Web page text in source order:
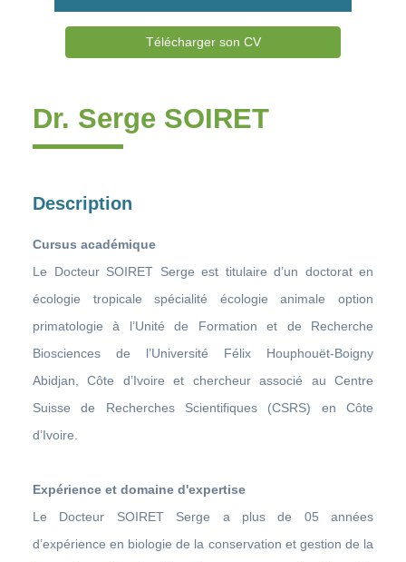
Télécharger son CV
Dr. Serge SOIRET
Description
Cursus académique
Le Docteur SOIRET Serge est titulaire d’un doctorat en
écologie tropicale spécialité écologie animale option
primatologie à l’Unité de Formation et de Recherche
Biosciences de l’Université Félix Houphouët-Boigny
Abidjan, Côte d’Ivoire et chercheur associé au Centre
Suisse de Recherches Scientifiques (CSRS) en Côte
d’Ivoire.
Expérience et domaine d'expertise
Le Docteur SOIRET Serge a plus de 05 années
d’expérience en biologie de la conservation et gestion de la